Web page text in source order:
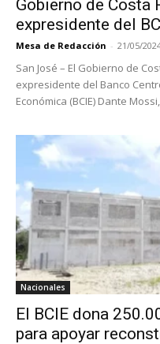
Gobierno de Costa
expresidente del
Mesa de Redacción - 21/05/
San José – El Gobierno de
expresidente del Banco
Económica (BCIE) Dante
Nacionales
El BCIE dona
para apoyar